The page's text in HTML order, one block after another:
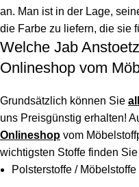
an. Man ist in der Lage,
die Farbe zu liefern, die sie
Welche Jab
Onlineshop vom
Grundsätzlich können Sie
uns Preisgünstig erhalten!
Onlineshop vom
wichtigsten Stoffe finden
Polsterstoffe / Möbelstoffe